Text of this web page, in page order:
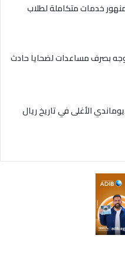
خدمات متكاملة لطلاب
بصرف مساعدات لضحايا حادث
الأغلى في تاريخ ريال